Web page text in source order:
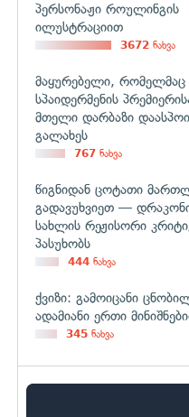
პერსონაჟი როულინგის
ილუსტრაციით
3672 ნახვა
მაყურებელი, რომელმაც
სპაიდერმენის
მთელი დარბაზი
გალახეს
767 ნახვა
წიგნიდან ცოტათი
გადავუხვიეთ —
სახლის რეჟისორი
პასუხობს
444 ნახვა
ქვიზი: გამოიცანი
ადამიანი ერთი
345 ნახვა